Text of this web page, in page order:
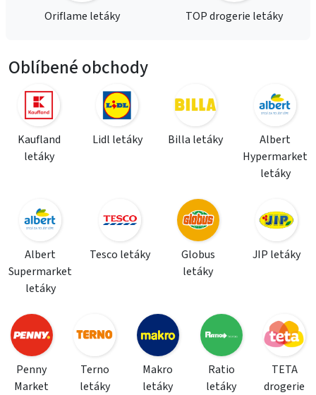
Oriflame letáky TOP drogerie letáky
Oblíbené obchody
Kaufland
letáky
Lidl letáky Billa letáky
Albert
Hypermarket
letáky
Albert
Supermarket
letáky
Tesco letáky
Globus
letáky
JIP letáky
Penny
Market
Terno
letáky
Makro
letáky
Ratio
letáky
TETA
drogerie